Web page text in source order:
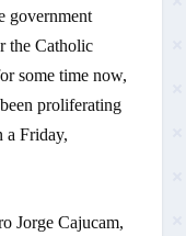
government
the Catholic
some time now,
proliferating
a Friday,
Jorge Cajucam,